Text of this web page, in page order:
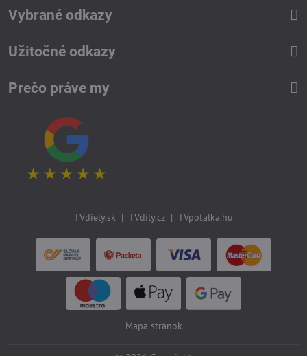
Vybrané odkazy
Užitočné odkazy
Prečo práve my
TVdiely.sk | TVdíly.cz | TVpotalka.hu
Mapa stránok